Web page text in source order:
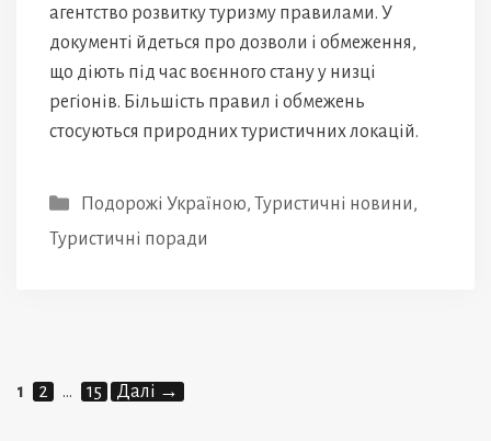
агентство розвитку туризму правилами. У
документі йдеться про дозволи і обмеження,
що діють під час воєнного стану у низці
регіонів. Більшість правил і обмежень
стосуються природних туристичних локацій.
Категорії
Подорожі Україною, Туристичні новини,
Туристичні поради
Сторінка
1 Сторінка
2 … Сторінка
15 Далі →